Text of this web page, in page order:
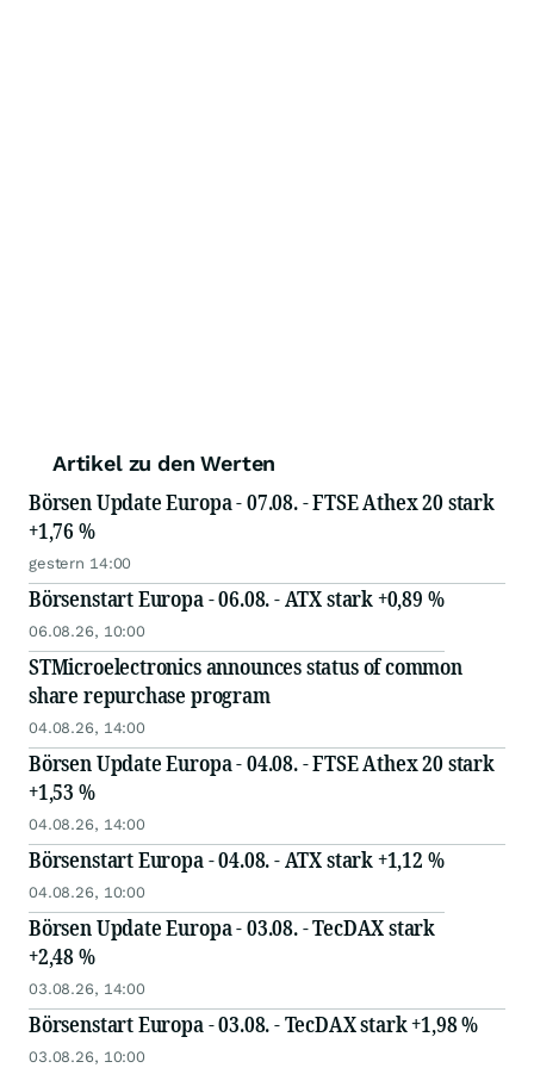
Artikel zu den Werten
Börsen Update Europa - 07.08. - FTSE Athex 20 stark
+1,76 %
gestern 14:00
Börsenstart Europa - 06.08. - ATX stark +0,89 %
06.08.26, 10:00
STMicroelectronics announces status of common
share repurchase program
04.08.26, 14:00
Börsen Update Europa - 04.08. - FTSE Athex 20 stark
+1,53 %
04.08.26, 14:00
Börsenstart Europa - 04.08. - ATX stark +1,12 %
04.08.26, 10:00
Börsen Update Europa - 03.08. - TecDAX stark
+2,48 %
03.08.26, 14:00
Börsenstart Europa - 03.08. - TecDAX stark +1,98 %
03.08.26, 10:00